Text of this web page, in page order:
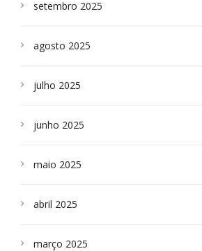
setembro 2025
agosto 2025
julho 2025
junho 2025
maio 2025
abril 2025
março 2025